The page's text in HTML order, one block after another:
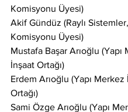
Komisyonu Üyesi)
Akif Gündüz (Raylı
Komisyonu Üyesi)
Mustafa Başar Arıoğlu (Yapı
İnşaat Ortağı)
Erdem Arıoğlu (Yapı Merkez
Ortağı)
Sami Özge Arıoğlu (Yapı